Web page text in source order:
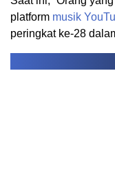
platform musik
peringkat ke-28